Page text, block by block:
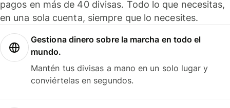
pagos en más de 40 divisas. Todo lo que necesitas,
en una sola cuenta, siempre que lo necesites.
Gestiona dinero sobre la marcha en todo el
mundo.
Mantén tus divisas a mano en un solo lugar y
conviértelas en segundos.